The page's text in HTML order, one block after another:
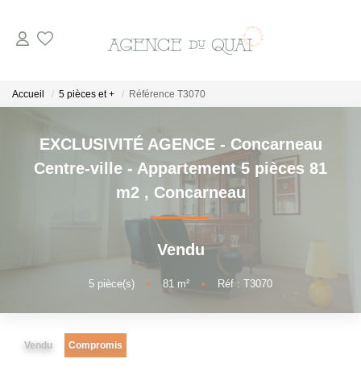
En Viager
A La Location
VENDRE
ESTIMER
Accueil 5 pièces et + Référence T3070
EXCLUSIVITÉ AGENCE - Concarneau
Centre-ville - Appartement 5 pièces 81
m2 , Concarneau
Vendu
5 pièce(s) • 81 m² • Réf : T3070
Vendu Compromis